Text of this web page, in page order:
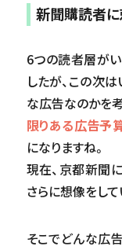
新聞購読者
6つの読者層が
したが、この次
な広告なのかを
限りある広告予
になりますね。
現在、京都新聞
さらに想像をして
そこでどんな広